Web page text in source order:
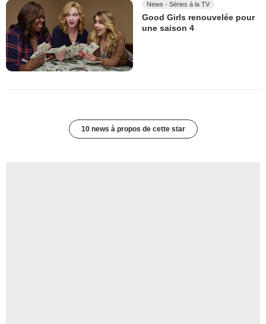
News - Séries à la TV
Good Girls renouvelée pour
une saison 4
10 news à propos de cette star